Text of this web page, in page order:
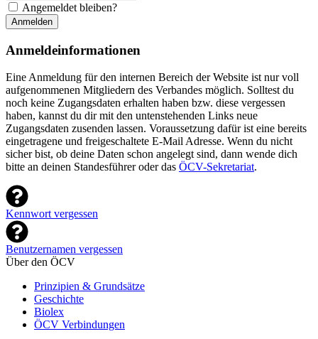
Angemeldet bleiben?
Anmelden
Anmeldeinformationen
Eine Anmeldung für den internen Bereich der Website ist nur voll
aufgenommenen Mitgliedern des Verbandes möglich. Solltest du
noch keine Zugangsdaten erhalten haben bzw. diese vergessen
haben, kannst du dir mit den untenstehenden Links neue
Zugangsdaten zusenden lassen. Voraussetzung dafür ist eine bereits
eingetragene und freigeschaltete E-Mail Adresse. Wenn du nicht
sicher bist, ob deine Daten schon angelegt sind, dann wende dich
bitte an deinen Standesführer oder das ÖCV-Sekretariat.
Kennwort vergessen
Benutzernamen vergessen
Über den ÖCV
Prinzipien & Grundsätze
Geschichte
Biolex
ÖCV Verbindungen